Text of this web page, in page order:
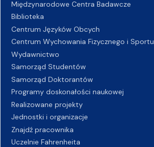
Międzynarodowe Centra Badawcze
Biblioteka
Centrum Języków Obcych
Centrum Wychowania Fizycznego i Sportu
Wydawnictwo
Samorząd Studentów
Samorząd Doktorantów
Programy doskonałości naukowej
Realizowane projekty
Jednostki i organizacje
Znajdź pracownika
Uczelnie Fahrenheita